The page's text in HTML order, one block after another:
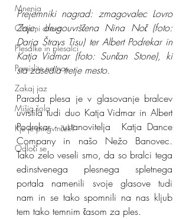
Mnenja
Objemi drevo
Plesalke in plesalci
Pomislite na nas
Zakaj jaz
Mišja šola
Kje je pingvinček?
Odloči se
Prejemniki nagrad: zmagovalec Lovro
Zajc, drugouvrščena Nina Noč (foto:
Darja Štravs Tisu) ter Albert Podrekar in
Katja Vidmar (foto: Sunčan Stone), ki
sta zasedla tretje mesto.
Parada plesa je v glasovanje bralcev
uvrstila tudi duo Katja Vidmar in Albert
Podrekar - ustanovitelja  Katja Dance
Company in našo Nežo Banovec.
Tako zelo veseli smo, da so bralci tega
edinstvenega plesnega spletnega
portala namenili svoje glasove tudi
nam in se tako spomnili na nas kljub
tem tako temnim časom za ples.